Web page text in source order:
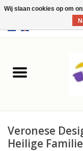
USD
Leer
Merchandise
Veronese
Heilige
Wij slaan cookies op om